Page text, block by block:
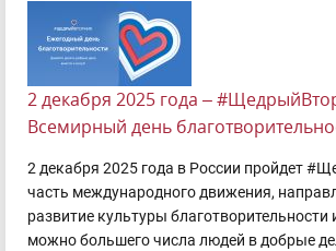
2 декабря 2025 года –
Всемирный день
2 декабря 2025 года в России пройдет
часть международного движения,
развитие культуры благотворительности
можно большего числа людей в добрые